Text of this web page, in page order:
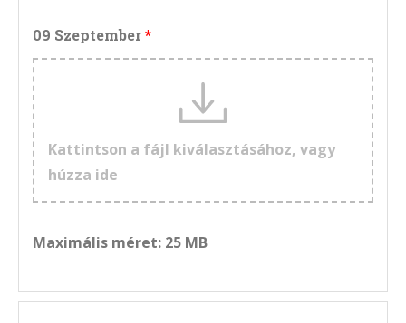
09 Szeptember
Kattintson a fájl kiválasztásához, vagy
húzza ide
Maximális méret: 25 MB